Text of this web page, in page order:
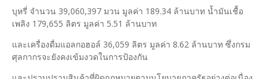
บุหรี่ จำนวน 39,060,397 มวน มูลค่า 189.34 ล้านบาท น้ำมันเชื้อ
เพลิง 179,655 ลิตร มูลค่า 5.51 ล้านบาท
และเครื่องดื่มแอลกอฮอล์ 36,059 ลิตร มูลค่า 8.62 ล้านบาท ซึ่งกรม
ศุลกากรจะยังคงเข้มงวดในการป้องกัน